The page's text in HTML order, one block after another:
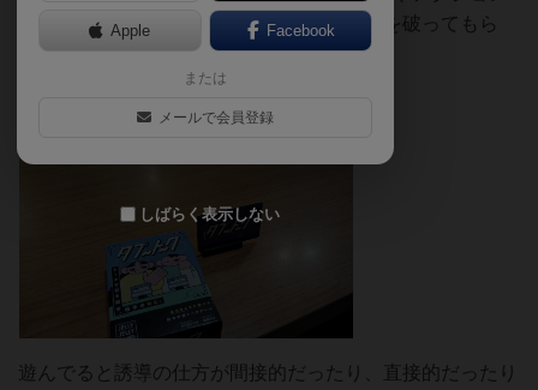
に注意しながら、他プレイヤーにはタブーを破ってもら
う。
遊んでると誘導の仕方が間接的だったり、直接的だったり
Apple Facebook
または
メールで会員登録
しばらく表示しない